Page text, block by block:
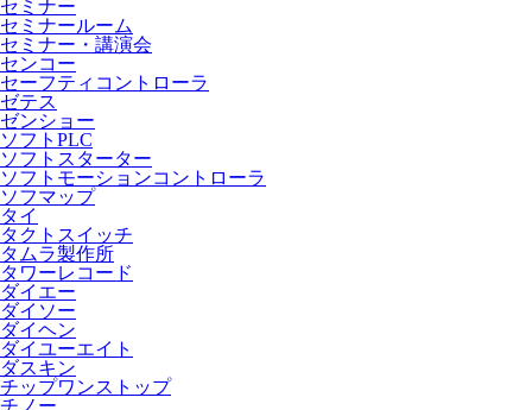
セミナー
セミナールーム
セミナー・講演会
センコー
セーフティコントローラ
ゼテス
ゼンショー
ソフトPLC
ソフトスターター
ソフトモーションコントローラ
ソフマップ
タイ
タクトスイッチ
タムラ製作所
タワーレコード
ダイエー
ダイソー
ダイヘン
ダイユーエイト
ダスキン
チップワンストップ
チノー